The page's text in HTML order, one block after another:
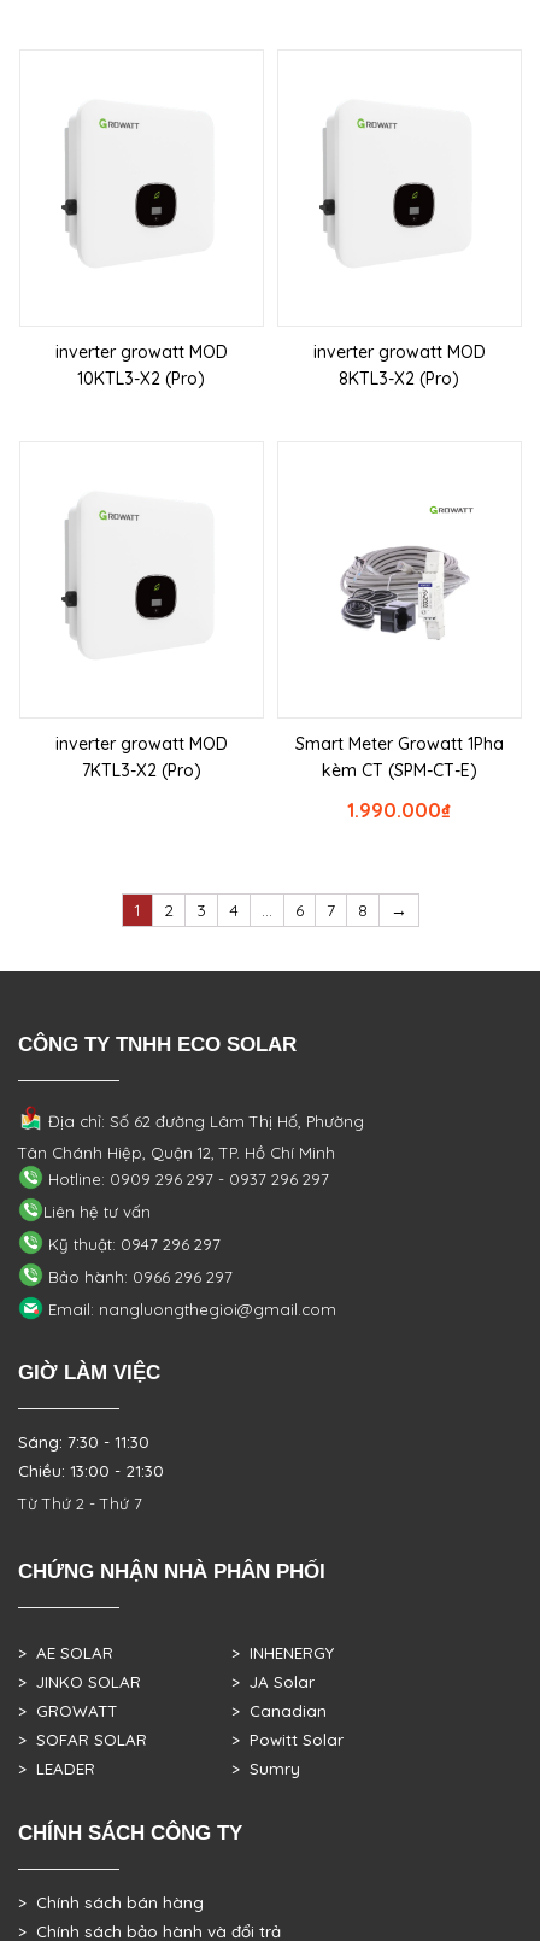
inverter growatt MOD
10KTL3-X2 (Pro)
inverter growatt MOD
8KTL3-X2 (Pro)
inverter growatt MOD
7KTL3-X2 (Pro)
Smart Meter Growatt 1Pha
kèm CT (SPM-CT-E)
₫
1.990.000
1 2 3 4 … 6 7 8 →
CÔNG TY TNHH ECO SOLAR
Địa chỉ: Số 62 đường Lâm Thị Hố, Phường
Tân Chánh Hiệp, Quận 12, TP. Hồ Chí Minh
Hotline: 0909 296 297 - 0937 296 297
Liên hệ tư vấn
Kỹ thuật: 0947 296 297
Bảo hành: 0966 296 297
Email: nangluongthegioi@gmail.com
GIỜ LÀM VIỆC
Sáng: 7:30 - 11:30
Chiều: 13:00 - 21:30
Từ Thứ 2 - Thứ 7
CHỨNG NHẬN NHÀ PHÂN PHỐI
> AE SOLAR
> JINKO SOLAR
> GROWATT
> SOFAR SOLAR
> LEADER
> INHENERGY
> JA Solar
> Canadian
> Powitt Solar
> Sumry
CHÍNH SÁCH CÔNG TY
> Chính sách bán hàng
> Chính sách bảo hành và đổi trả